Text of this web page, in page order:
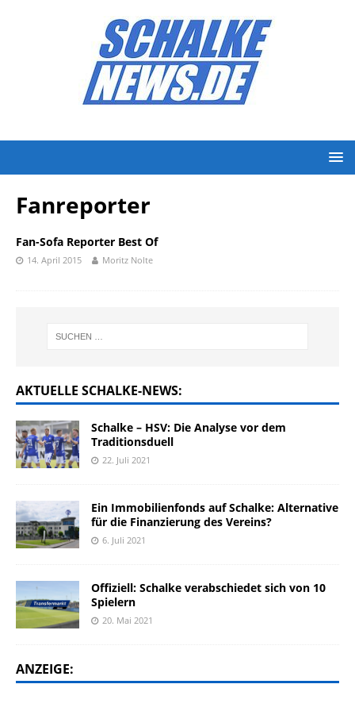
Fanreporter
Fan-Sofa Reporter Best Of
14. April 2015 Moritz Nolte
AKTUELLE SCHALKE-NEWS:
Schalke – HSV: Die Analyse vor dem
Traditionsduell
22. Juli 2021
Ein Immobilienfonds auf Schalke: Alternative
für die Finanzierung des Vereins?
6. Juli 2021
Offiziell: Schalke verabschiedet sich von 10
Spielern
20. Mai 2021
ANZEIGE: